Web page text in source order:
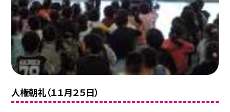
人権朝礼（１１月２５日）